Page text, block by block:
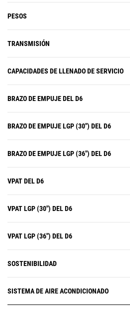
Supervisa
manera
ahorrar
AutoCarry
y disminuir
que
operadores
con 3D,
sistemas
PESOS
TRANSMISIÓN
CAPACIDADES DE LLENADO DE SERVICIO
BRAZO DE EMPUJE DEL D6
BRAZO DE EMPUJE LGP (30") DEL D6
BRAZO DE EMPUJE LGP (36") DEL D6
VPAT DEL D6
VPAT LGP (30") DEL D6
VPAT LGP (36") DEL D6
SOSTENIBILIDAD
SISTEMA DE AIRE ACONDICIONADO